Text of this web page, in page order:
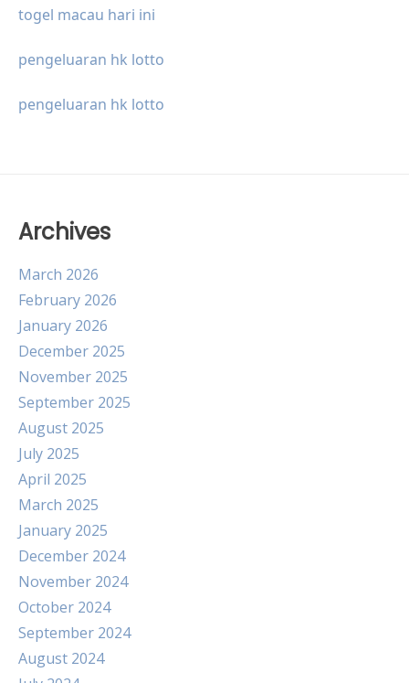
togel macau hari ini
pengeluaran hk lotto
pengeluaran hk lotto
Archives
March 2026
February 2026
January 2026
December 2025
November 2025
September 2025
August 2025
July 2025
April 2025
March 2025
January 2025
December 2024
November 2024
October 2024
September 2024
August 2024